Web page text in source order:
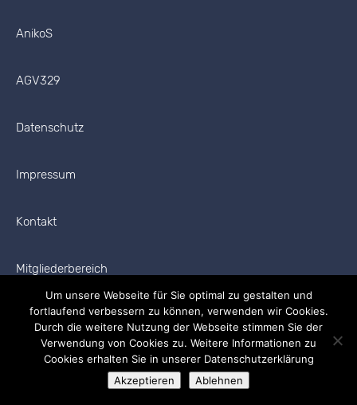
AnikoS
AGV329
Datenschutz
Impressum
Kontakt
Mitgliederbereich
Copyright © 2026 AGV329 Alle Rechte vorbehalten.
Um unsere Webseite für Sie optimal zu gestalten und
fortlaufend verbessern zu können, verwenden wir Cookies.
Durch die weitere Nutzung der Webseite stimmen Sie der
Verwendung von Cookies zu. Weitere Informationen zu
Cookies erhalten Sie in unserer Datenschutzerklärung
Akzeptieren
Ablehnen